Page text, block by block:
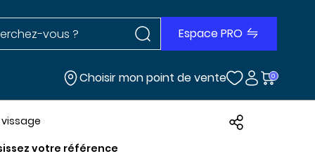
dans le site Rechercher dans le site
Espace PRO
Choisir mon point de vente 0
votre référence